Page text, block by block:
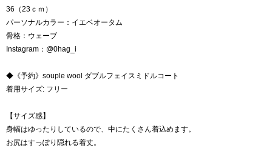
36（23ｃｍ）
パーソナルカラー：イエベオータム
骨格：ウェーブ
Instagram：@0hag_i
◆《予約》souple wool ダブルフェイスミドルコート
着用サイズ: フリー
【サイズ感】
身幅はゆったりしているので、中にたくさん着込めます。
お尻はすっぽり隠れる着丈。